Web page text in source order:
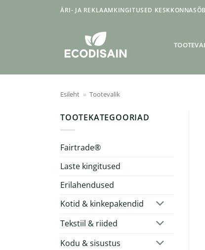
ÄRI- JA REKLAAMKINGITUSED
Esileht » Tootevalik
TOOTEKATEGOORIAD
Fairtrade®
Laste kingitused
Erilahendused
Kotid & kinkepakendid
Tekstiil & riided
Kodu & sisustus